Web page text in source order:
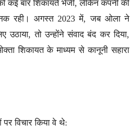
कई बार शिकायतें भेजीं, लेकिन कंपनी की
रही। अगस्त 2023 में, जब ओला ने
उठाया, तो उन्होंने संवाद बंद कर दिया,
शिकायत के माध्यम से कानूनी सहारा
विचार किया वे थे: